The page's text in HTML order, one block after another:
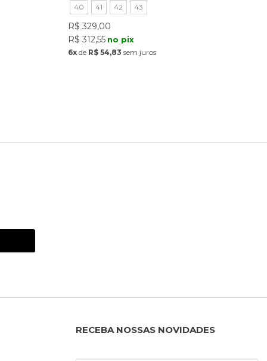
40 41 42 43
R$ 329,00
R$ 312,55 no pix
6x de R$ 54,83 sem juros
RECEBA NOSSAS NOVIDADES